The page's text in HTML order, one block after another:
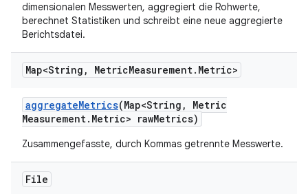
dimensionalen Messwerten, aggregiert die Rohwerte,
berechnet Statistiken und schreibt eine neue aggregierte
Berichtsdatei.
Map<String , MetricMeasurement. Metric>
aggregateMetrics(Map<String ,
Metric
Measurement. Metric> rawMetrics)
Zusammengefasste, durch Kommas getrennte Messwerte.
File